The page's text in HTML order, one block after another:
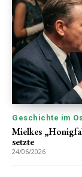
Geschichte im
Mielkes
setzte
24/06/2026